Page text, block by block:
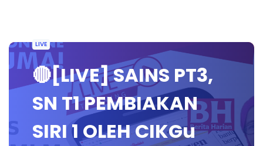
LIVE
🔴[LIVE] SAINS PT3,
SN T1 PEMBIAKAN
SIRI 1 OLEH CIKGu